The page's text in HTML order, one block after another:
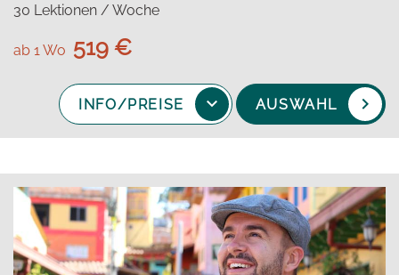
30 Lektionen / Woche
ab 1 Wo 519 €
INFO/PREISE AUSWAHL